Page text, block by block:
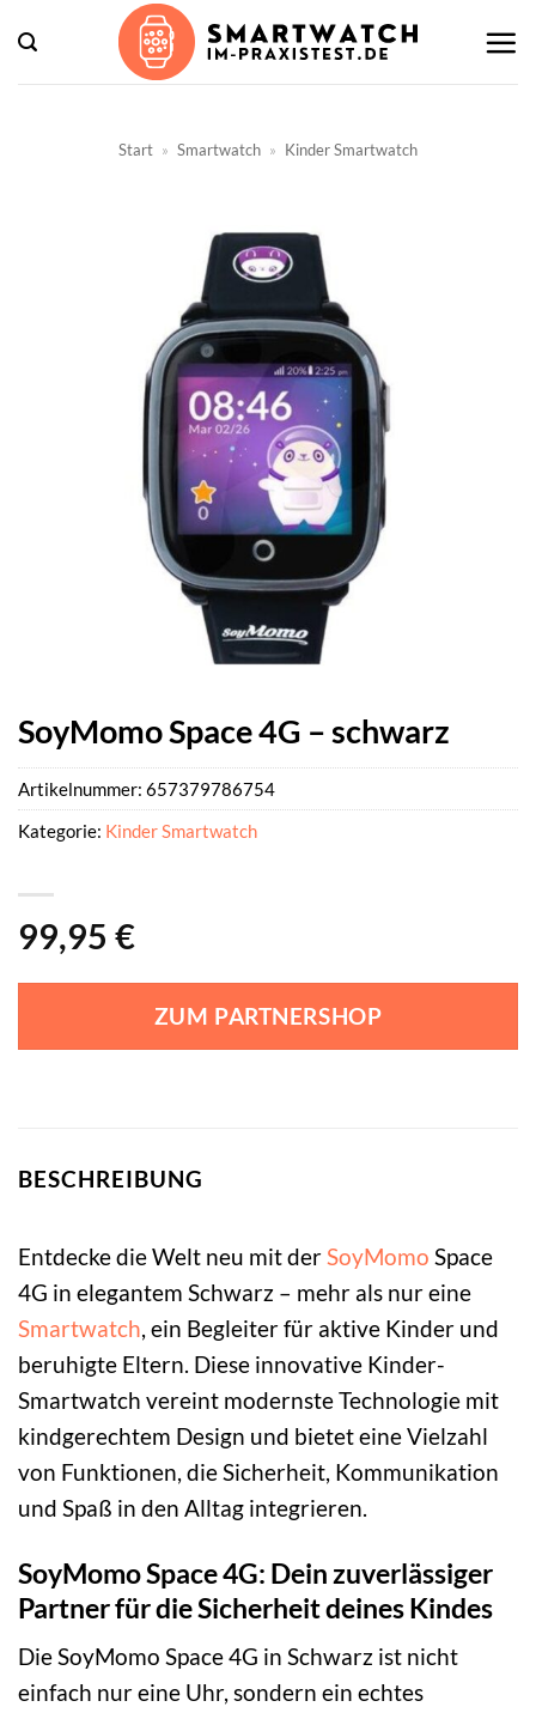
Inhalt
springen
Start » Smartwatch » Kinder Smartwatch
SoyMomo Space 4G – schwarz
99,95 €
ZUM PARTNERSHOP
Artikelnummer: 657379786754
Kategorie: Kinder Smartwatch
BESCHREIBUNG
Entdecke die Welt neu mit der SoyMomo Space
4G in elegantem Schwarz – mehr als nur eine
Smartwatch , ein Begleiter für aktive Kinder und
beruhigte Eltern. Diese innovative Kinder-
Smartwatch vereint modernste Technologie mit
kindgerechtem Design und bietet eine Vielzahl
von Funktionen, die Sicherheit, Kommunikation
und Spaß in den Alltag integrieren.
SoyMomo Space 4G: Dein zuverlässiger
Partner für die Sicherheit deines Kindes
Die SoyMomo Space 4G in Schwarz ist nicht
einfach nur eine Uhr, sondern ein echtes